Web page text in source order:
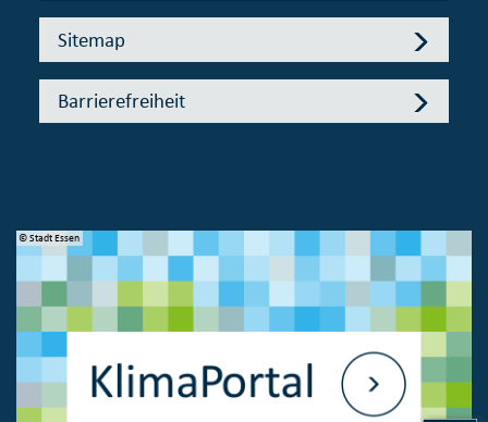
Sitemap
Barrierefreiheit
© Stadt Essen